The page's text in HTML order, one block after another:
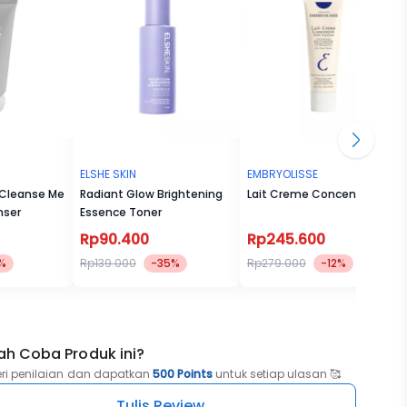
Me
ELSHE SKIN
Radiant Glow Brightening
Essence Toner
Rp90.400
Rp139.000 -35%
EMBRYOLISSE
Lait Creme Concentre
Rp245.600
Rp279.000 -12%
Coba Produk ini?
penilaian dan dapatkan 500 Points untuk setiap ulasan 🥰